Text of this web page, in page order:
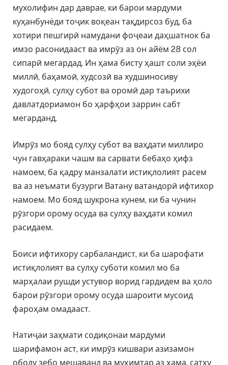
мухолифин дар даврае, ки барои мардуми
куҳанбунёди тоҷик воқеан тақдирсоз буд, ба
хотири пешгирӣ намудани фоҷеаи даҳшатнок ба
имзо расонидааст ва имрӯз аз он айём 28 сол
сипарӣ мегардад. Ин ҳама бисту ҳашт соли эҳёи
миллӣ, баҳамоӣ, худсозӣ ва худшиносиву
худогоҳӣ, сулҳу субот ва оромӣ дар таърихи
давлатдориамон бо ҳарфҳои заррин сабт
мегарданд.
Имрӯз мо бояд сулҳу субот ва ваҳдати миллиро
чун гавҳараки чашм ва сарвати бебаҳо ҳифз
намоем, ба қадру манзалати истиқлолият расем
ва аз неъмати бузурги Ватану ватандорӣ ифтихор
намоем. Мо бояд шукрона кунем, ки ба чунин
рӯзгори орому осуда ва сулҳу ваҳдати комил
расидаем.
Боиси ифтихору сарбаландист, ки ба шарофати
истиқлолият ва сулҳу суботи комил мо ба
марҳалаи рушди устувор ворид гардидем ва ҳоло
барои рӯзгори орому осуда шароити мусоид
фароҳам омадааст.
Натиҷаи заҳмати содиқонаи мардуми
шарифамон аст, ки имрӯз кишвари азизамон
ободу зебо мешаванд ва муҳимтар аз ҳама, сатҳу